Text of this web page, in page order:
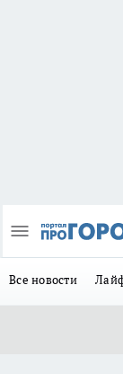
Все новости